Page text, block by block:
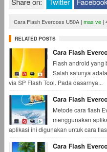
Cara Flash Evercoss U50A| mas ve |
RELATED POSTS
Cara Flash
Flash android yang
Salah satunya
via SP Flash Tool. Pada dasarnya...
Cara Flash
Metode cara flash
menggunakan
aplikasi ini digunakan untuk cara
Cara Flash